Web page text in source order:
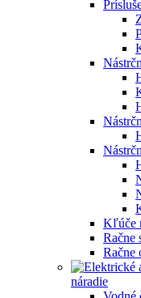
Kľúče
Račne
Račne
náradie